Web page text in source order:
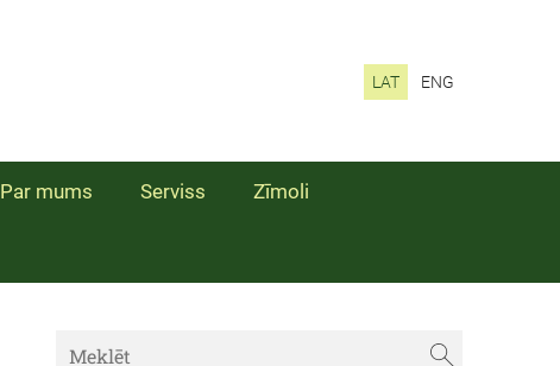
LAT ENG
Par mums Serviss Zīmoli